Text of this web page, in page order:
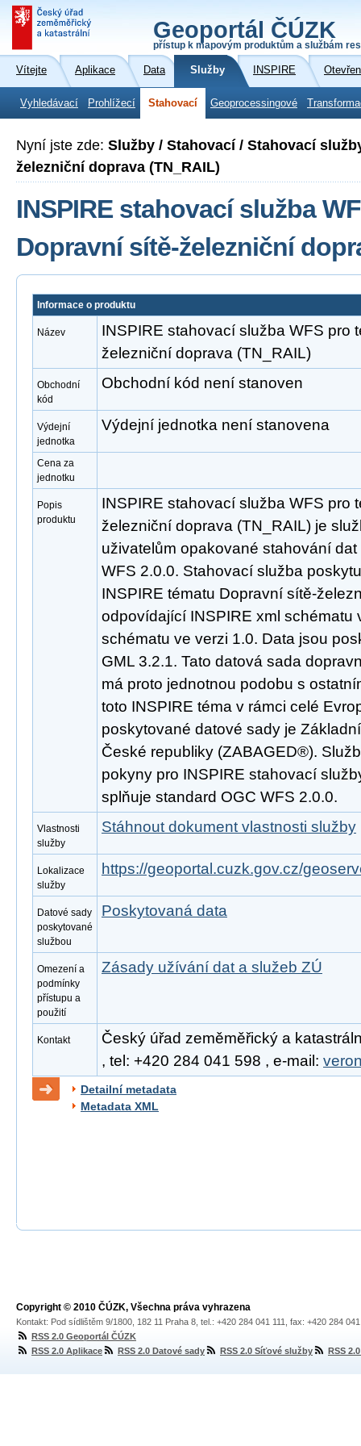
Geoportál ČÚZK
přístup k mapovým produktům a službám
Vítejte Aplikace Data Služby INSPIRE
Vyhledávací Prohlížecí Stahovací Geoprocessingové
Nyní jste zde: Služby / Stahovací / Stahovací
železniční doprava (TN_RAIL)
INSPIRE stahovací služba
Dopravní sítě-železniční
Informace o produktu
Název
INSPIRE stahovací služba WFS pro
železniční doprava (TN_RAIL)
Obchodní
kód
Obchodní kód není stanoven
Výdejní
jednotka
Výdejní jednotka není stanovena
Cena za
jednotku
Popis
produktu
INSPIRE stahovací služba WFS pro
železniční doprava (TN_RAIL) je
uživatelům opakované stahování
WFS 2.0.0. Stahovací služba
INSPIRE tématu Dopravní sítě-
odpovídající INSPIRE xml schématu
schématu ve verzi 1.0. Data jsou
GML 3.2.1. Tato datová sada
má proto jednotnou podobu s
toto INSPIRE téma v rámci celé
poskytované datové sady je
České republiky (ZABAGED®).
pokyny pro INSPIRE stahovací
splňuje standard OGC WFS 2.0.0.
Vlastnosti
služby
Stáhnout dokument vlastnosti služby
Lokalizace
služby
https://geoportal.cuzk.gov.cz/
Datové sady
poskytované
službou
Poskytovaná data
Omezení a
podmínky
přístupu a
použití
Zásady užívání dat a služeb ZÚ
Kontakt
Český úřad zeměměřický a
, tel: +420 284 041 598 , e-mail:
Detailní metadata
Metadata XML
Copyright © 2010 ČÚZK, Všechna práva vyhrazena
Kontakt: Pod sídlištěm 9/1800, 182 11 Praha 8, tel.: +420 284 041 111, fax: +420 284
RSS 2.0 Geoportál ČÚZK
RSS 2.0 Aplikace
RSS 2.0 Datové sady RSS 2.0 Síťové služby RSS